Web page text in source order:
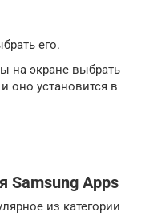
его.
на экране выбрать
оно установится в
Samsung Apps
из категории